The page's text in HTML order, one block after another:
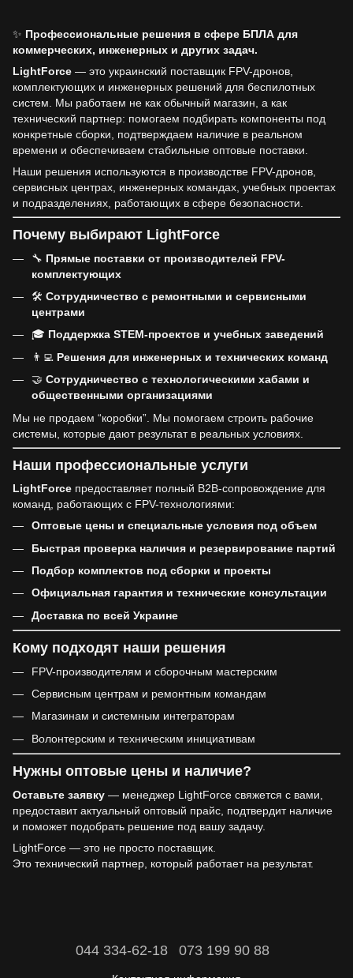
✨ Профессиональные решения в сфере БПЛА для
коммерческих, инженерных и других задач.
LightForce — это украинский поставщик FPV-дронов,
комплектующих и инженерных решений для беспилотных
систем. Мы работаем не как обычный магазин, а как
технический партнер: помогаем подбирать компоненты под
конкретные сборки, подтверждаем наличие в реальном
времени и обеспечиваем стабильные оптовые поставки.
Наши решения используются в производстве FPV-дронов,
сервисных центрах, инженерных командах, учебных проектах
и подразделениях, работающих в сфере безопасности.
Почему выбирают LightForce
🔧 Прямые поставки от производителей FPV-
комплектующих
🛠 Сотрудничество с ремонтными и сервисными
центрами
🎓 Поддержка STEM-проектов и учебных заведений
👨‍💻 Решения для инженерных и технических команд
🤝 Сотрудничество с технологическими хабами и
общественными организациями
Мы не продаем “коробки”. Мы помогаем строить рабочие
системы, которые дают результат в реальных условиях.
Наши профессиональные услуги
LightForce предоставляет полный B2B-сопровождение для
команд, работающих с FPV-технологиями:
Оптовые цены и специальные условия под объем
Быстрая проверка наличия и резервирование партий
Подбор комплектов под сборки и проекты
Официальная гарантия и технические консультации
Доставка по всей Украине
Кому подходят наши решения
FPV-производителям и сборочным мастерским
Сервисным центрам и ремонтным командам
Магазинам и системным интеграторам
Волонтерским и техническим инициативам
Нужны оптовые цены и наличие?
Оставьте заявку — менеджер LightForce свяжется с вами,
предоставит актуальный оптовый прайс, подтвердит наличие
и поможет подобрать решение под вашу задачу.
LightForce — это не просто поставщик.
Это технический партнер, который работает на результат.
044 334-62-18 073 199 90 88